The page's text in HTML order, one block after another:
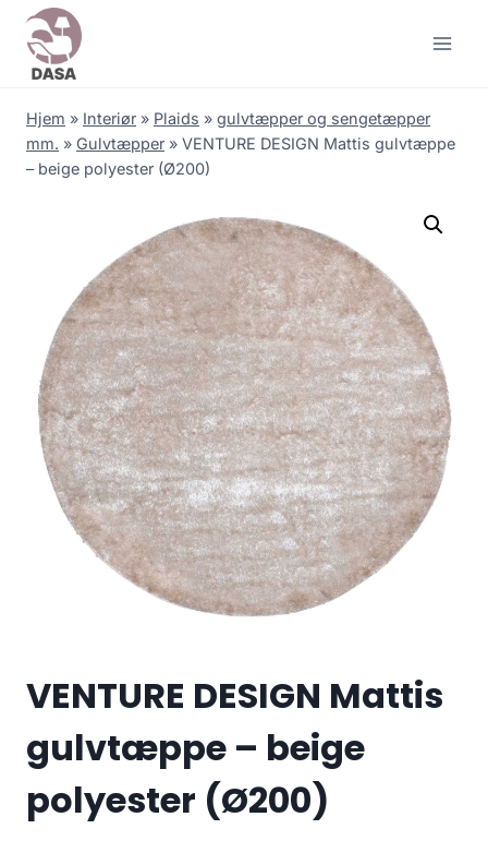
Skip
content
Hjem » Interiør » Plaids » gulvtæpper og sengetæpper
mm. » Gulvtæpper » VENTURE DESIGN Mattis gulvtæppe
– beige polyester (Ø200)
VENTURE DESIGN Mattis
gulvtæppe – beige
polyester (Ø200)